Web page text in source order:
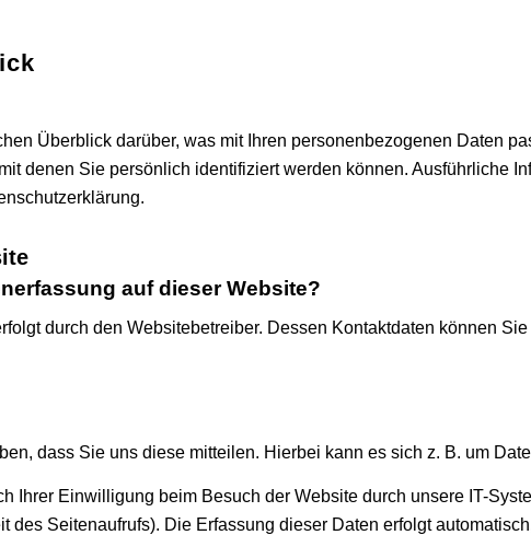
Überblick darüber, was mit Ihren personenbezogenen Daten
denen Sie persönlich identifiziert werden können. Ausführliche
auf dieser Website?
durch den Websitebetreiber. Dessen Kontaktdaten können
dass Sie uns diese mitteilen. Hierbei kann es sich z. B. um
Ihrer Einwilligung beim Besuch der Website durch unsere IT-
des Seitenaufrufs). Die Erfassung dieser Daten erfolgt